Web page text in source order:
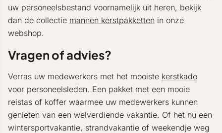
uw personeelsbestand voornamelijk uit heren, bekijk
dan de collectie mannen kerstpakketten in onze
webshop.
Vragen of advies?
Verras uw medewerkers met het mooiste kerstkado
voor personeelsleden. Een pakket met een mooie
reistas of koffer waarmee uw medewerkers kunnen
genieten van een welverdiende vakantie. Of het nu een
wintersportvakantie, strandvakantie of weekendje weg